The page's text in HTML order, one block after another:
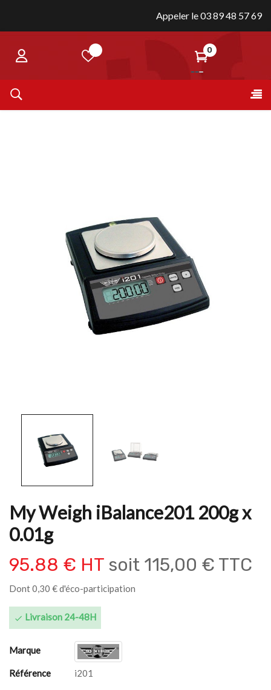
Appeler le 03 89 48 57 69
0
la
☰
My Weigh iBalance201 200g x
0.01g
95.88 € HT soit 115,00 € TTC
Dont 0,30 € d'éco-participation
 Livraison 24-48H
Marque
Référence i201